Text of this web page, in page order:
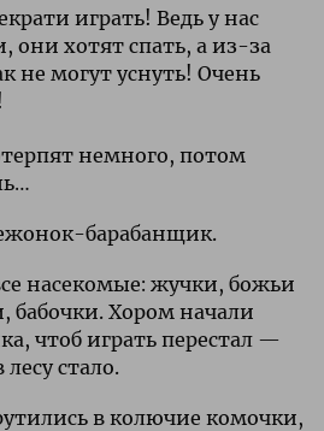
играть! Ведь у нас
они хотят спать, а из-за
не могут уснуть! Очень
немного, потом
барабанщик.
насекомые: жучки, божьи
бабочки. Хором начали
чтоб играть перестал —
стало.
в колючие комочки,